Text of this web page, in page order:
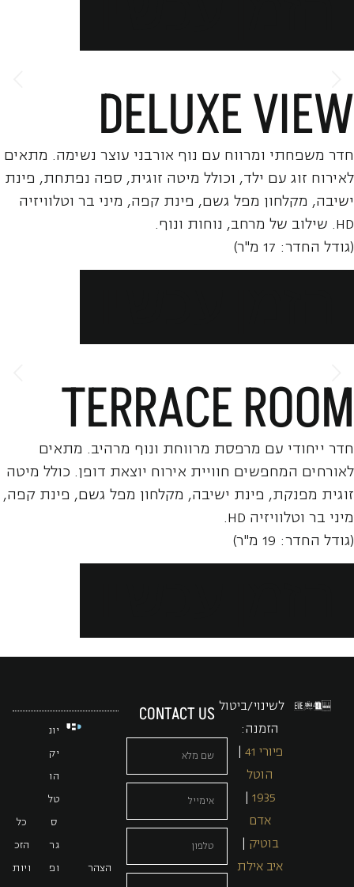
DELUXE VIEW
חדר משפחתי ומרווח עם נוף אורבני עוצר נשימה. מתאים
לאירוח זוג עם ילד, וכולל מיטה זוגית, ספה נפתחת, פינת
ישיבה, מקלחון מפל גשם, פינת קפה, מיני בר וטלוויזיה
HD. שילוב של מרחב, נוחות ונוף.
(גודל החדר: 17 מ"ר)
TERRACE ROOM
חדר ייחודי עם מרפסת מרווחת ונוף מרהיב. מתאים
לאורחים המחפשים חוויית אירוח יוצאת דופן. כולל מיטה
זוגית מפנקת, פינת ישיבה, מקלחון מפל גשם, פינת קפה,
מיני בר וטלוויזיה HD.
(גודל החדר: 19 מ"ר)
לשינוי/ביטול
הזמנה:
פיורי 41
|
הוטל
1935
|
אדם
בוטיק |
איב אילת
CONTACT US
כל
הזכ
ויות
יונ
יק
הו
טל
ס
גר
ופ
הצהר